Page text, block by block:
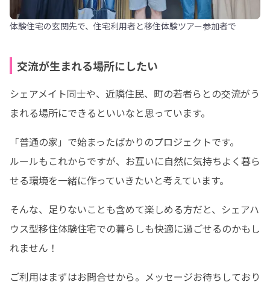
体験住宅の玄関先で、住宅利用者と移住体験ツアー参加者で
交流が生まれる場所にしたい
シェアメイト同士や、近隣住民、町の若者らとの交流がう
まれる場所にできるといいなと思っています。
「普通の家」で始まったばかりのプロジェクトです。
ルールもこれからですが、お互いに自然に気持ちよく暮ら
せる環境を一緒に作っていきたいと考えています。
そんな、足りないことも含めて楽しめる方だと、シェアハ
ウス型移住体験住宅での暮らしも快適に過ごせるのかもし
れません！
ご利用はまずはお問合せから。メッセージお待ちしており